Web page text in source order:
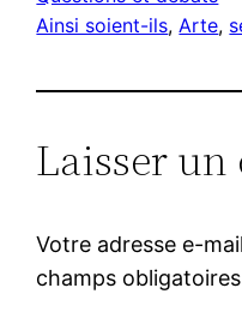
Ainsi soient-ils, Arte,
Laisser
Votre adresse e-
champs